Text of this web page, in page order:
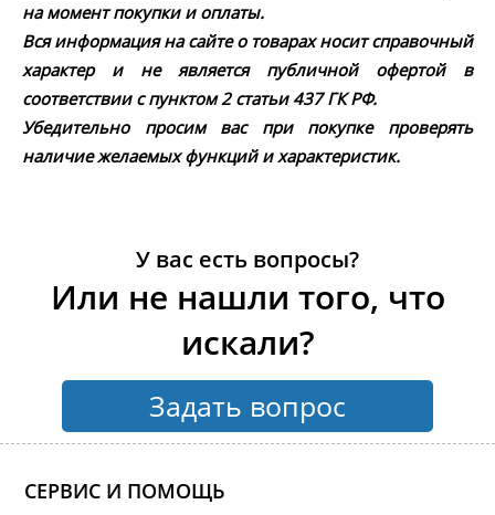
на момент покупки и оплаты.
Вся информация на сайте о товарах носит справочный
характер и не является публичной офертой в
соответствии с пунктом 2 статьи 437 ГК РФ.
Убедительно просим вас при покупке проверять
наличие желаемых функций и характеристик.
У вас есть вопросы?
Или не нашли того, что
искали?
Задать вопрос
СЕРВИС И ПОМОЩЬ